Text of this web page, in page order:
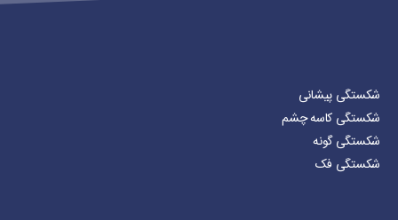
شکستگی پیشانی
شکستگی کاسه چشم
شکستگی گونه
شکستگی فک